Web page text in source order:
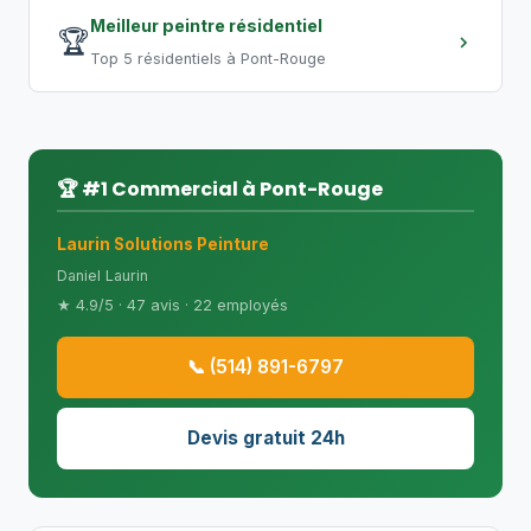
🏆Meilleur peintre résidentiel
Top 5 résidentiels à Pont-Rouge
🏆 #1 Commercial à Pont-Rouge
Laurin Solutions Peinture
Daniel Laurin
★ 4.9/5 · 47 avis · 22 employés
📞 (514) 891-6797
Devis gratuit 24h